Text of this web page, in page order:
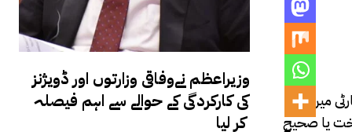
وزیراعظم نےوفاقی وزارتوں اور ڈویژنز
کی کارکردگی کے حوالے سے اہم فیصلہ
کر لیا
میں کچھ
یا صحیح